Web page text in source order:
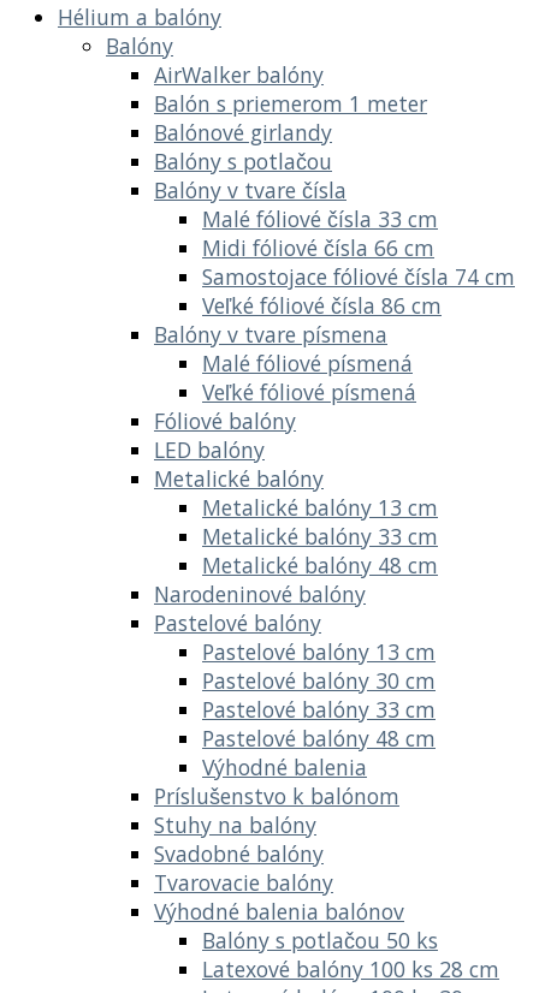
Hélium a balóny
Balóny
AirWalker balóny
Balón s priemerom 1 meter
Balónové girlandy
Balóny s potlačou
Balóny v tvare čísla
Malé fóliové čísla 33 cm
Midi fóliové čísla 66 cm
Samostojace fóliové čísla 74 cm
Veľké fóliové čísla 86 cm
Balóny v tvare písmena
Malé fóliové písmená
Veľké fóliové písmená
Fóliové balóny
LED balóny
Metalické balóny
Metalické balóny 13 cm
Metalické balóny 33 cm
Metalické balóny 48 cm
Narodeninové balóny
Pastelové balóny
Pastelové balóny 13 cm
Pastelové balóny 30 cm
Pastelové balóny 33 cm
Pastelové balóny 48 cm
Výhodné balenia
Príslušenstvo k balónom
Stuhy na balóny
Svadobné balóny
Tvarovacie balóny
Výhodné balenia balónov
Balóny s potlačou 50 ks
Latexové balóny 100 ks 28 cm